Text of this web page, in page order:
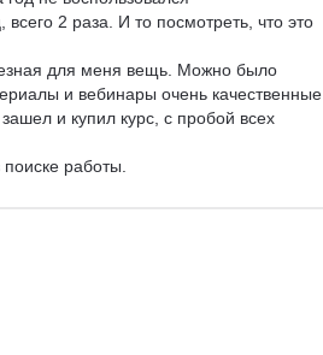
2 раза. И то посмотреть, что это
для меня вещь. Можно было
и вебинары очень качественные
и купил курс, с пробой всех
работы.